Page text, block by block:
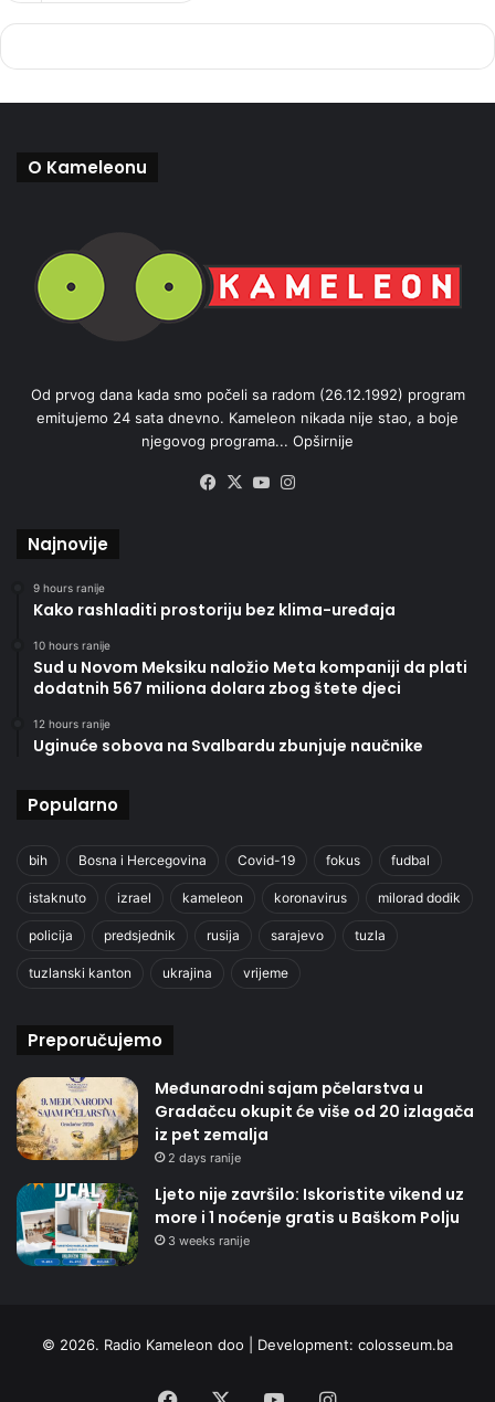
O Kameleonu
Od prvog dana kada smo počeli sa radom (26.12.1992) program
emitujemo 24 sata dnevno. Kameleon nikada nije stao, a boje
njegovog programa... Opširnije
Facebook
X YouTube
Najnovije
9 hours ranije
Kako rashladiti prostoriju bez klima-uređaja
10 hours ranije
Sud u Novom Meksiku naložio Meta kompaniji da plati
dodatnih 567 miliona dolara zbog štete djeci
12 hours ranije
Uginuće sobova na Svalbardu zbunjuje naučnike
Popularno
bih Bosna i Hercegovina Covid-19 fokus fudbal
istaknuto izrael kameleon koronavirus milorad dodik
policija predsjednik rusija sarajevo tuzla
tuzlanski kanton ukrajina vrijeme
Preporučujemo
Međunarodni sajam pčelarstva u
Gradačcu okupit će više od 20 izlagača
iz pet zemalja
2 days ranije
Ljeto nije završilo: Iskoristite vikend uz
more i 1 noćenje gratis u Baškom Polju
3 weeks ranije
© 2026. Radio Kameleon doo | Development: colosseum.ba